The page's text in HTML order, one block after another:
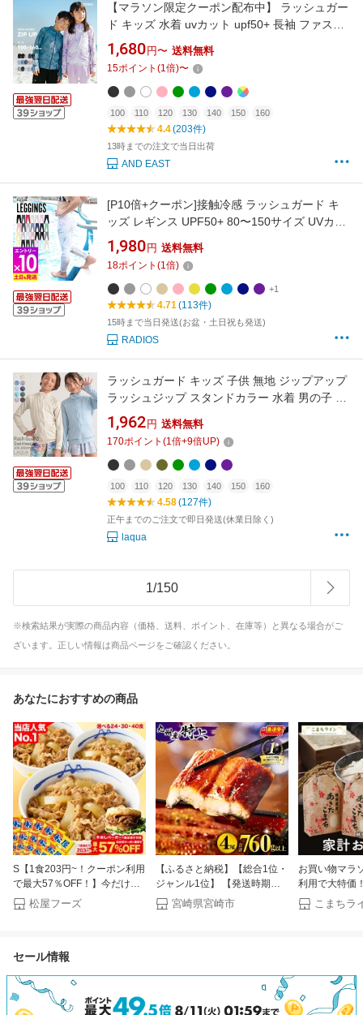
【マラソン限定クーポン配布中】 ラッシュガー
ド キッズ 水着 uvカット upf50+ 長袖 ファスナ
ー ジップアップ フードなし フード無し 男女兼
用 男の子 女の子 男子 女子 男児 女児 ジュニア
子供 子ども こども 100 110 120 130 140 150
160
1,680 円〜 送料無料
15ポイント (1倍)〜
100 110 120 130 140 150 160
4.4(203件)
13時までの注文で当日出荷
AND EAST
[P10倍+クーポン]接触冷感 ラッシュガード キ
ッズ レギンス UPF50+ 80〜150サイズ UVカッ
ト98％ ラッシュレギンス 子供 ベビー マリンカ
水着 無地 HEAZEL 紫外線対策 日焼け対策
18H-RL3
1,980 円 送料無料
18ポイント (1倍)
+1
4.71(113件)
15時まで当日発送(お盆・土日祝も発送)
RADIOS
ラッシュガード キッズ 子供 無地 ジップアップ
ラッシュジップ スタンドカラー 水着 男の子 女
の子 ベビー 学校用 UPF50+ UVカット フード
なし 100 100 110 120 130 140 150 160 水陸両
用 UVパーカー
1,962 円 送料無料
170ポイント (1倍+9倍UP)
100 110 120 130 140 150 160
4.58(127件)
正午までのご注文で即日発送(休業日除く)
laqua
1/150
※検索結果が実際の商品内容（価格、送料、ポイント、在庫等）と異なる場合がご
ざいます。正しい情報は商品ページをご確認ください。
あなたにおすすめの商品
S【1食203円~！クーポン利用
で最大57％OFF！】今だけ牛
めしバーガー1食おまけ付き
（8/1~8/16 迄）大容量リピ確
めし 牛丼の具 まつや 牛丼 食
無料 おかず 惣菜 お弁当 非常
食 セール 半額
松屋フーズ
【ふるさと納税】【総合1位・
ジャンル1位】 【発送時期が
選べる】九州産うなぎ蒲焼4尾
計760g以上 国産 うなぎ 蒲焼
鰻楽 宮崎県 宮崎市 宮崎 ふる
宮崎県宮崎市
お買い物マラ
利用で大特価
令和7年産 あ
お助け米 農家
こまちラ
セール情報